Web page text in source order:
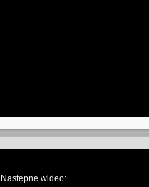
Następne wideo: